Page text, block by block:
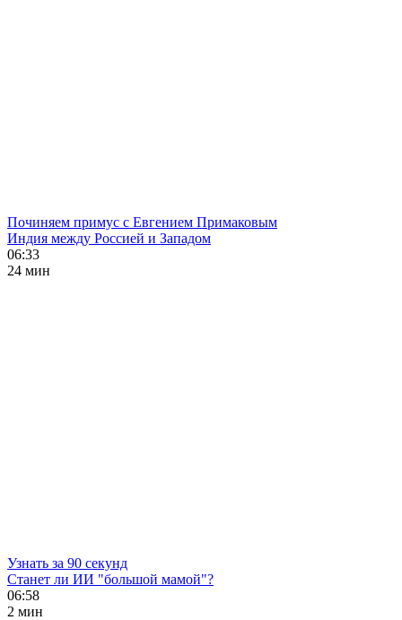
Починяем примус с Евгением Примаковым
Индия между Россией и Западом
06:33
24 мин
Узнать за 90 секунд
Станет ли ИИ "большой мамой"?
06:58
2 мин